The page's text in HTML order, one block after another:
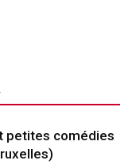
petites comédies